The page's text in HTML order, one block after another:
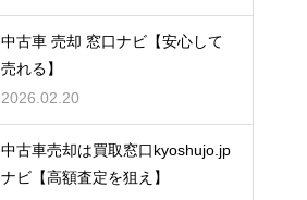
中古車 売却 窓口ナビ【安心して
売れる】
2026.02.20
中古車売却は買取窓口kyoshujo.jp
ナビ【高額査定を狙え】